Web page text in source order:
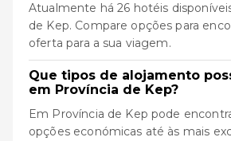
Atualmente há 26 hotéis
de Kep. Compare opções para
oferta para a sua viagem.
Que tipos de alojamento
em Província de Kep?
Em Província de Kep pode
opções económicas até às mais